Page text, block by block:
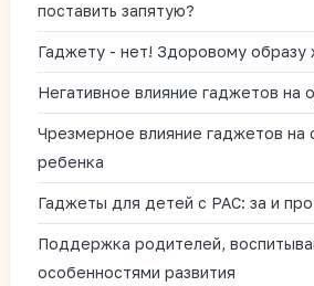
поставить запятую?
Гаджету - нет! Здоровому образу
Негативное влияние гаджетов на
Чрезмерное влияние гаджетов на
ребенка
Гаджеты для детей с РАС: за и
Поддержка родителей,
особенностями развития